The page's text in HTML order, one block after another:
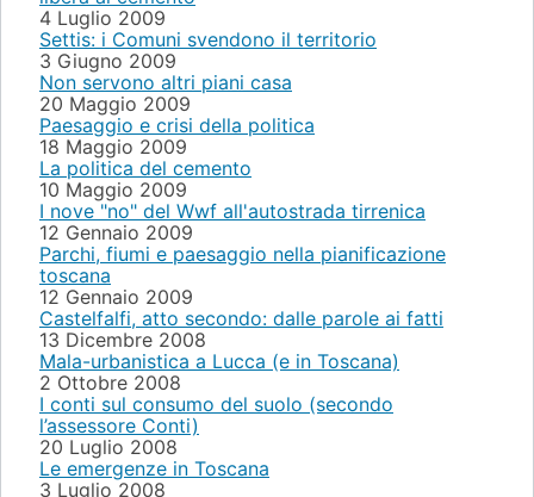
4 Luglio 2009
Settis: i Comuni svendono il territorio
3 Giugno 2009
Non servono altri piani casa
20 Maggio 2009
Paesaggio e crisi della politica
18 Maggio 2009
La politica del cemento
10 Maggio 2009
I nove "no" del Wwf all'autostrada tirrenica
12 Gennaio 2009
Parchi, fiumi e paesaggio nella pianificazione
toscana
12 Gennaio 2009
Castelfalfi, atto secondo: dalle parole ai fatti
13 Dicembre 2008
Mala-urbanistica a Lucca (e in Toscana)
2 Ottobre 2008
I conti sul consumo del suolo (secondo
l’assessore Conti)
20 Luglio 2008
Le emergenze in Toscana
3 Luglio 2008